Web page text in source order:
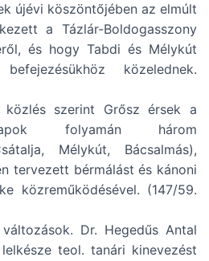
újévi köszöntőjében az elmúlt
a Tázlár-Boldogasszony
és hogy Tabdi és Mélykút
közelednek.
közlés szerint Grősz érsek a
folyamán három
Mélykút, Bácsalmás),
tervezett bérmálást és kánoni
közreműködésével. (147/59.
Dr. Hegedűs Antal
teol. tanári kinevezést